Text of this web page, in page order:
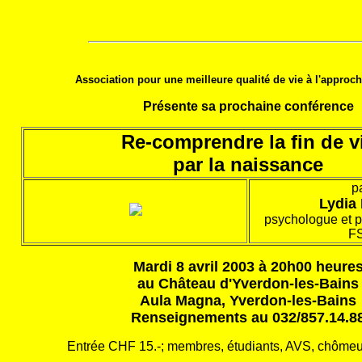
Association pour une meilleure qualité de vie à
Présente sa prochaine conférence
Re-comprendre la fin de
par la naissance
Lydia
psychologue et
Mardi 8 avril 2003 à 20h00
au Château d'Yverdon-les-Bains
Aula Magna, Yverdon-les-Bains
Renseignements au 032/
Entrée CHF 15.-; membres, étudiants, AVS,